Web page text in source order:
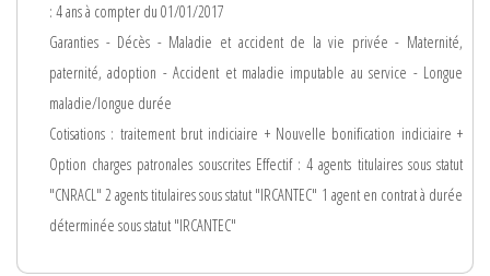
: 4 ans à compter du 01/01/2017
Garanties - Décès - Maladie et accident de la vie privée - Maternité,
paternité, adoption - Accident et maladie imputable au service - Longue
maladie/longue durée
Cotisations : traitement brut indiciaire + Nouvelle bonification indiciaire +
Option charges patronales souscrites Effectif : 4 agents titulaires sous statut
"CNRACL" 2 agents titulaires sous statut "IRCANTEC" 1 agent en contrat à durée
déterminée sous statut "IRCANTEC"